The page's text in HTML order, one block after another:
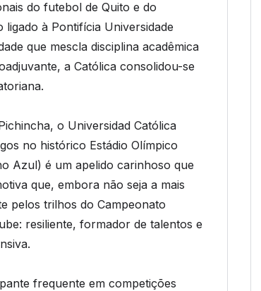
do futebol de Quito e do
à Pontifícia Universidade
que mescla disciplina acadêmica
a Católica consolidou-se
o Universidad Católica
no histórico Estádio Olímpico
Azul) é um apelido carinhoso que
que, embora não seja a mais
pelos trilhos do Campeonato
resiliente, formador de talentos e
frequente em competições